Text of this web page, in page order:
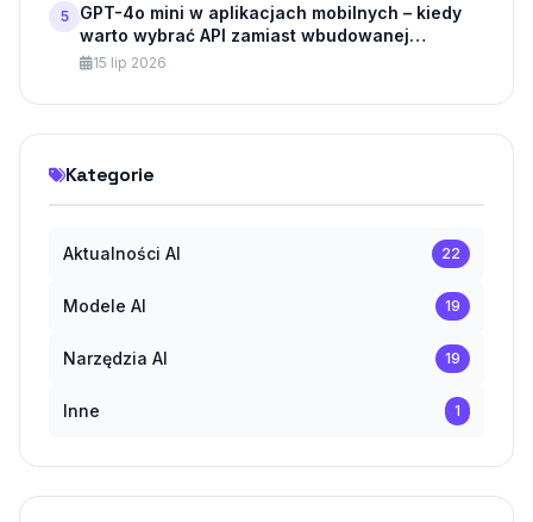
5
GPT-4o mini w aplikacjach mobilnych – kiedy
warto wybrać API zamiast wbudowanej
aplikacji?
15 lip 2026
Kategorie
Aktualności AI 22
Modele AI 19
Narzędzia AI 19
Inne 1